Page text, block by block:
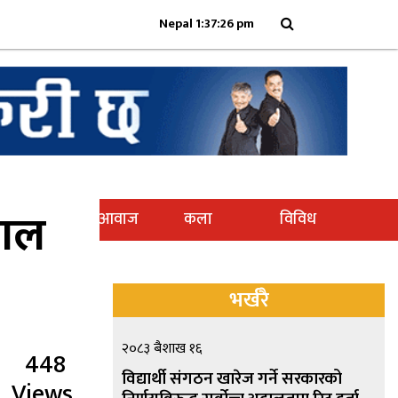
Nepal 1:37:26 pm
शिक्षा पाठक आवाज कला विविध
448
भर्खरै
२०८३ बैशाख १६
विद्यार्थी संगठन खारेज गर्ने सरकारको